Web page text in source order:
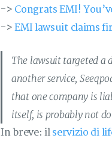
-> Congrats EMI!
->EMI lawsuit claims
The lawsuit targeted a
another service,
that one company is
itself, is probably not
In breve: il servizio di